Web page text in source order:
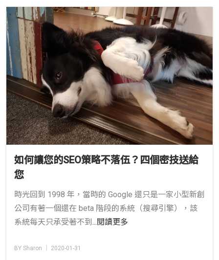
如何讓您的SEO策略不落伍？四個密技送給
您
時光回到 1998 年，當時的 Google 還只是一家小型新創
公司有著一個還在 beta 階段的系統（搜尋引擎），該
系統每天只承受著不到 ...閱讀更多
BY Sharon │ 2020-01-31